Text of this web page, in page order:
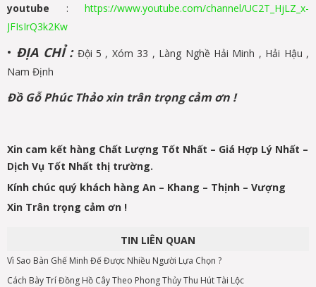
youtube : https://www.youtube.com/channel/UC2T_HjLZ_x-
JFIsIrQ3k2Kw
• ĐỊA CHỈ : Đội 5 , Xóm 33 , Làng Nghề Hải Minh , Hải Hậu ,
Nam Định
Đồ Gỗ Phúc Thảo xin trân trọng cảm ơn !
Xin cam kết hàng Chất Lượng Tốt Nhất – Giá Hợp Lý Nhất –
Dịch Vụ Tốt Nhất thị trường.
Kính chúc quý khách hàng An – Khang – Thịnh – Vượng
Xin Trân trọng cảm ơn !
TIN LIÊN QUAN
Vì Sao Bàn Ghế Minh Đế Được Nhiều Người Lựa Chọn ?
Cách Bày Trí Đồng Hồ Cây Theo Phong Thủy Thu Hút Tài Lộc